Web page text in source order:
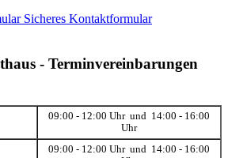
Sicheres Kontaktformular
- Terminvereinbarungen
09:00 - 12:00 Uhr und 14:00 - 16:00
Uhr
09:00 - 12:00 Uhr und 14:00 - 16:00